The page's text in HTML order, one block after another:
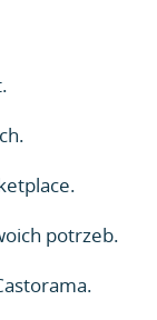
potrzeb.